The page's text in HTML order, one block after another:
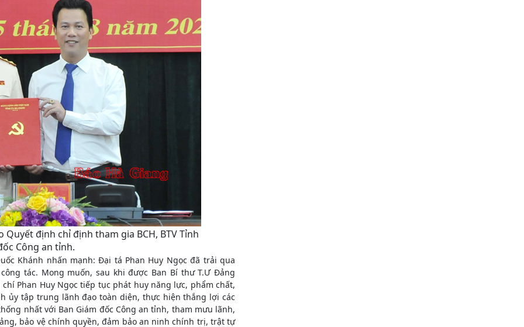
định chỉ định tham gia BCH, BTV Tỉnh
Công an tỉnh.
Khánh nhấn mạnh: Đại tá Phan Huy Ngọc đã trải qua
tác. Mong muốn, sau khi được Ban Bí thư T.Ư Đảng
Phan Huy Ngọc tiếp tục phát huy năng lực, phẩm chất,
ủy tập trung lãnh đạo toàn diện, thực hiện thắng lợi các
nhất với Ban Giám đốc Công an tỉnh, tham mưu lãnh,
bảo vệ chính quyền, đảm bảo an ninh chính trị, trật tự